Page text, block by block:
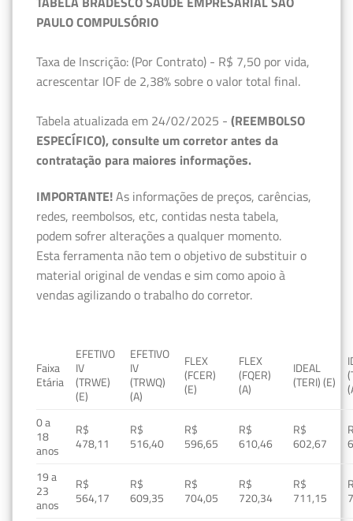
PAULO COMPULSÓRIO
Taxa de Inscrição: (Por Contrato) - R$ 7,50 por vida,
acrescentar IOF de 2,38% sobre o valor total final.
Tabela atualizada em 24/02/2025 - (REEMBOLSO
ESPECÍFICO), consulte um corretor antes da
contratação para maiores informações.
IMPORTANTE!As informações de preços, carências,
redes, reembolsos, etc, contidas nesta tabela,
podem sofrer alterações a qualquer momento.
Esta ferramenta não tem o objetivo de substituir o
material original de vendas e sim como apoio à
vendas agilizando o trabalho do corretor.
Faixa
Etária
EFETIVO
IV
(TRWE)
(E)
EFETIVO
IV
(TRWQ)
(A)
FLEX
(FCER)
(E)
FLEX
(FQER)
(A)
IDEAL
(TERI) (E)
0 a
18
anos
R$
478,11
R$
516,40
R$
596,65
R$
610,46
R$
602,67
19 a
23
anos
R$
564,17
R$
609,35
R$
704,05
R$
720,34
R$
711,15